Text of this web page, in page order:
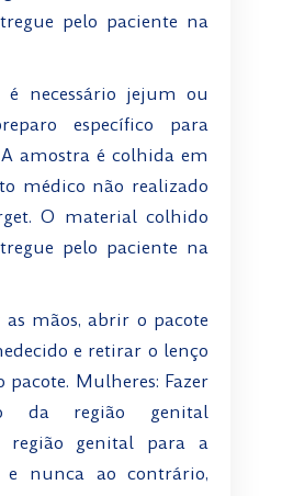
pelo paciente na
é necessário jejum ou
específico para
A amostra é colhida em
médico não realizado
O material colhido
pelo paciente na
as mãos, abrir o pacote
e retirar o lenço
pacote. Mulheres: Fazer
da região genital
região genital para a
e nunca ao contrário,